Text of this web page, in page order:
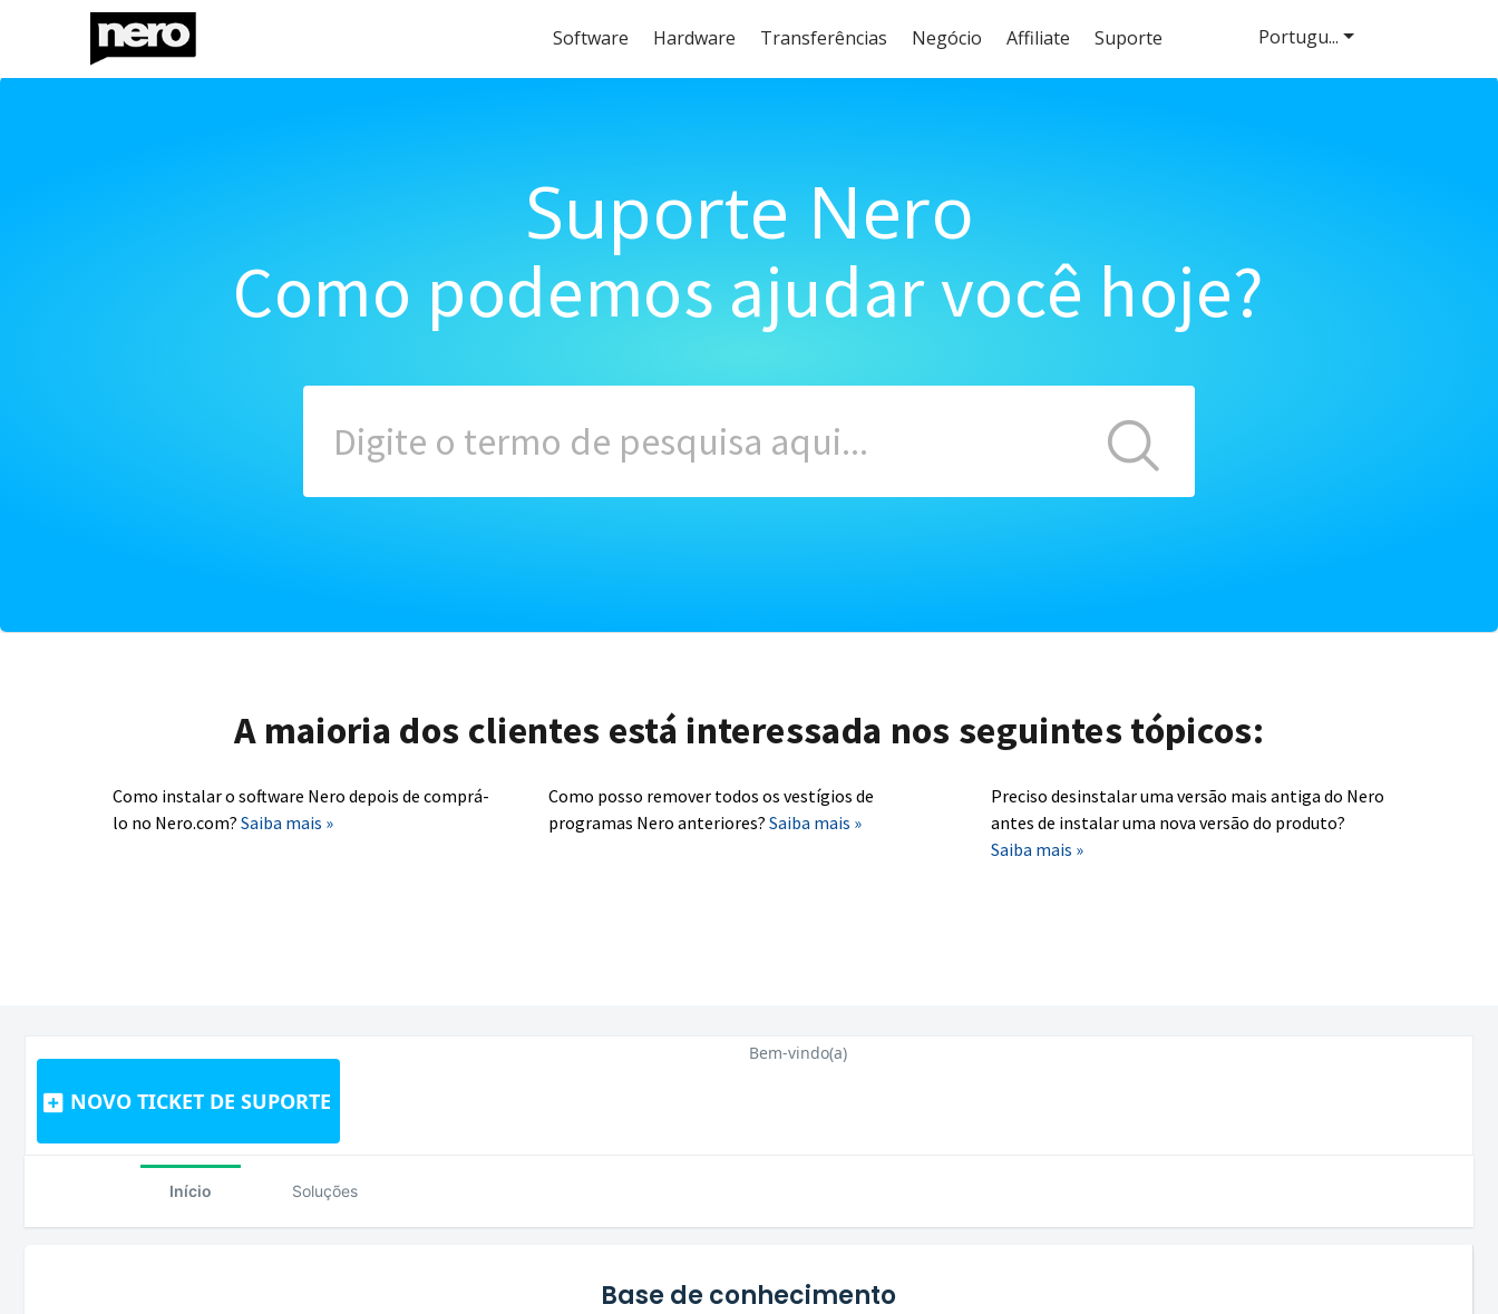
Software Hardware Transferências Negócio Affiliate Suporte
Suporte Nero
Como podemos ajudar você hoje?
A maioria dos clientes está interessada nos seguintes tópicos:
Como instalar o software Nero depois de comprá-
lo no Nero.com? Saiba mais »
Como posso remover todos os vestígios de
programas Nero anteriores? Saiba mais »
Preciso desinstalar uma versão mais antiga do Nero
antes de instalar uma nova versão do produto?
Saiba mais »
NOVO TICKET DE SUPORTE
Portugu...
Bem-vindo(a)
Início Soluções
Base de conhecimento